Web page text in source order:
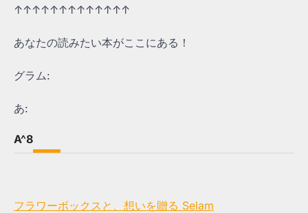
↑↑↑↑↑↑↑↑↑↑↑↑↑
あなたの読みたい本がここにある！
グラム:
あ:
A^8
フラワーボックスと、想いを贈る Selam